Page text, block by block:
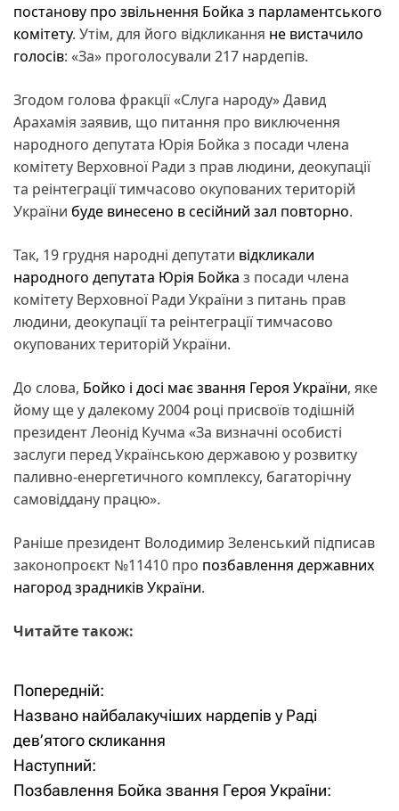
постанову про звільнення Бойка з парламентського
комітету. Утім, для його відкликання не вистачило
голосів: «За» проголосували 217 нардепів.
Згодом голова фракції «Слуга народу» Давид
Арахамія заявив, що питання про виключення
народного депутата Юрія Бойка з посади члена
комітету Верховної Ради з прав людини, деокупації
та реінтеграції тимчасово окупованих територій
України буде винесено в сесійний зал повторно.
Так, 19 грудня народні депутати відкликали
народного депутата Юрія Бойка з посади члена
комітету Верховної Ради України з питань прав
людини, деокупації та реінтеграції тимчасово
окупованих територій України.
До слова, Бойко і досі має звання Героя України, яке
йому ще у далекому 2004 році присвоїв тодішній
президент Леонід Кучма «За визначні особисті
заслуги перед Українською державою у розвитку
паливно-енергетичного комплексу, багаторічну
самовіддану працю».
Раніше президент Володимир Зеленський підписав
законопроєкт №11410 про позбавлення державних
нагород зрадників України.
Читайте також:
Н
а
в
Попередній:
Названо найбалакучіших нардепів у Раді
дев’ятого скликання
Наступний:
Позбавлення Бойка звання Героя України: